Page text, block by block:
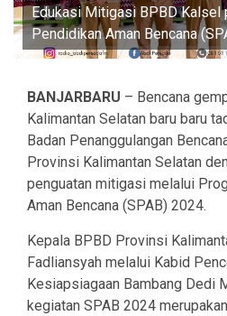
Edukasi Mitigasi BPBD Kalsel
Pendidikan Aman Bencana
BANJARBARU – Bencana
Kalimantan Selatan baru baru
Badan Penanggulangan
Provinsi Kalimantan Selatan
penguatan mitigasi melalui
Aman Bencana (SPAB) 2024.
Kepala BPBD Provinsi
Fadliansyah melalui Kabid
Kesiapsiagaan Bambang Dedi
kegiatan SPAB 2024